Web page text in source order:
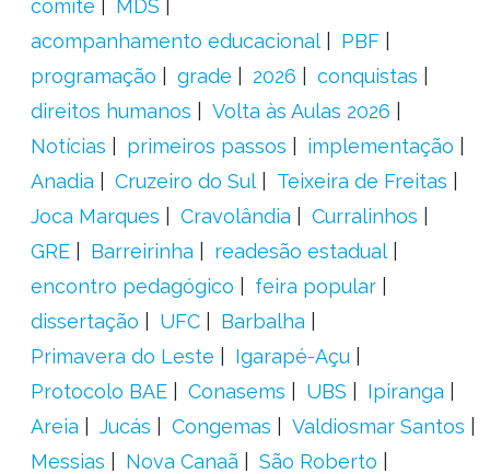
comitê
MDS
acompanhamento educacional
PBF
programação
grade 2026
conquistas
direitos humanos
Volta às Aulas 2026
Notícias
primeiros passos
implementação
Anadia
Cruzeiro do Sul
Teixeira de Freitas
Joca Marques
Cravolândia
Curralinhos
GRE
Barreirinha
readesão estadual
encontro pedagógico
feira popular
dissertação
UFC
Barbalha
Primavera do Leste
Igarapé-Açu
Protocolo BAE
Conasems UBS
Ipiranga
Areia
Jucás Congemas
Valdiosmar Santos
Messias
Nova Canaã
São Roberto